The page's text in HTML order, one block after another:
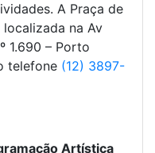
A Praça de
na Av
1.690 – Porto
telefone (12) 3897-
Artística